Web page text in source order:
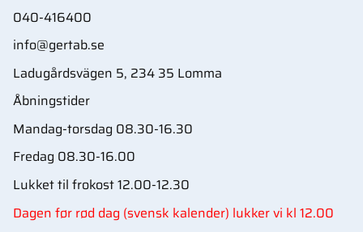
040-416400
info@gertab.se
Ladugårdsvägen 5, 234 35 Lomma
Åbningstider
Mandag-torsdag 08.30-16.30
Fredag 08.30-16.00
Lukket til frokost 12.00-12.30
Dagen før rød dag (svensk kalender) lukker vi kl 12.00